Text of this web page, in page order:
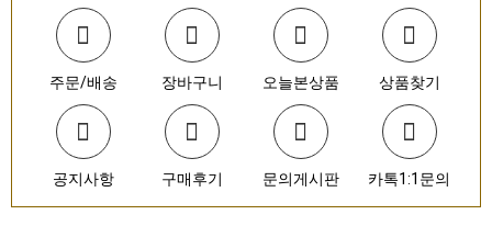
주문/배송 장바구니 오늘본상품 상품찾기
공지사항 구매후기 문의게시판 카톡1:1문의